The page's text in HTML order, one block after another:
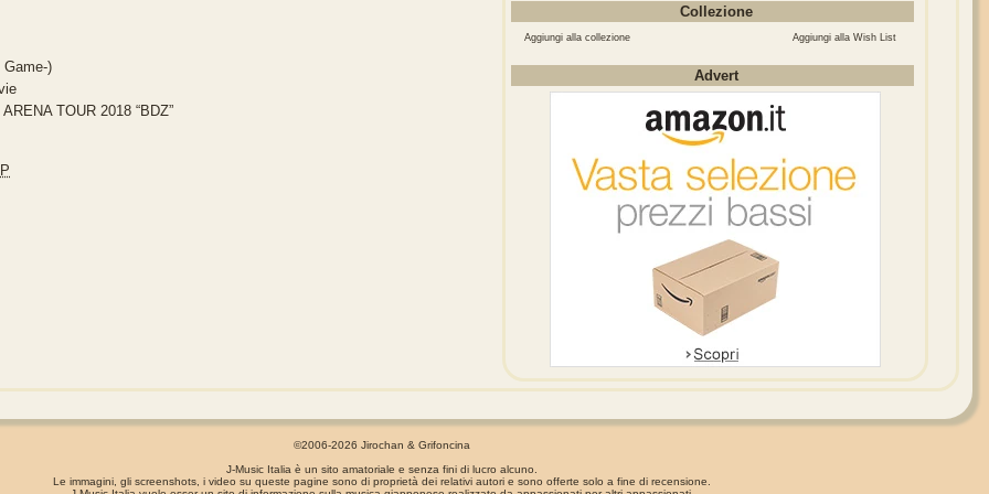
Collezione
Aggiungi alla collezione Aggiungi alla Wish List
Advert
)
TOUR 2018 “BDZ”
©2006-2026 Jirochan & Grifoncina
J-Music Italia è un sito amatoriale e senza fini di lucro alcuno.
Le immagini, gli screenshots, i video su queste pagine sono di proprietà dei relativi autori e sono offerte solo a fine di recensione.